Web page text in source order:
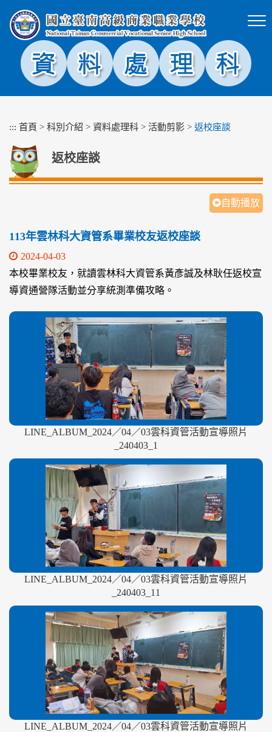
塊
::: 首頁 > 科別介紹 > 資料處理科 > 活動剪影 > 返校座談
返校座談
自動播放
113年雲林科大資管系畢業校友返校座談
2024-04-03
本校畢業校友，就讀雲林科大資管系黃彥誠及林耿任返校宣
導資通營隊活動並分享統測準備攻略。
LINE_ALBUM_2024／04／03雲科資管活動宣導照片
_240403_1
LINE_ALBUM_2024／04／03雲科資管活動宣導照片
_240403_11
LINE_ALBUM_2024／04／03雲科資管活動宣導照片